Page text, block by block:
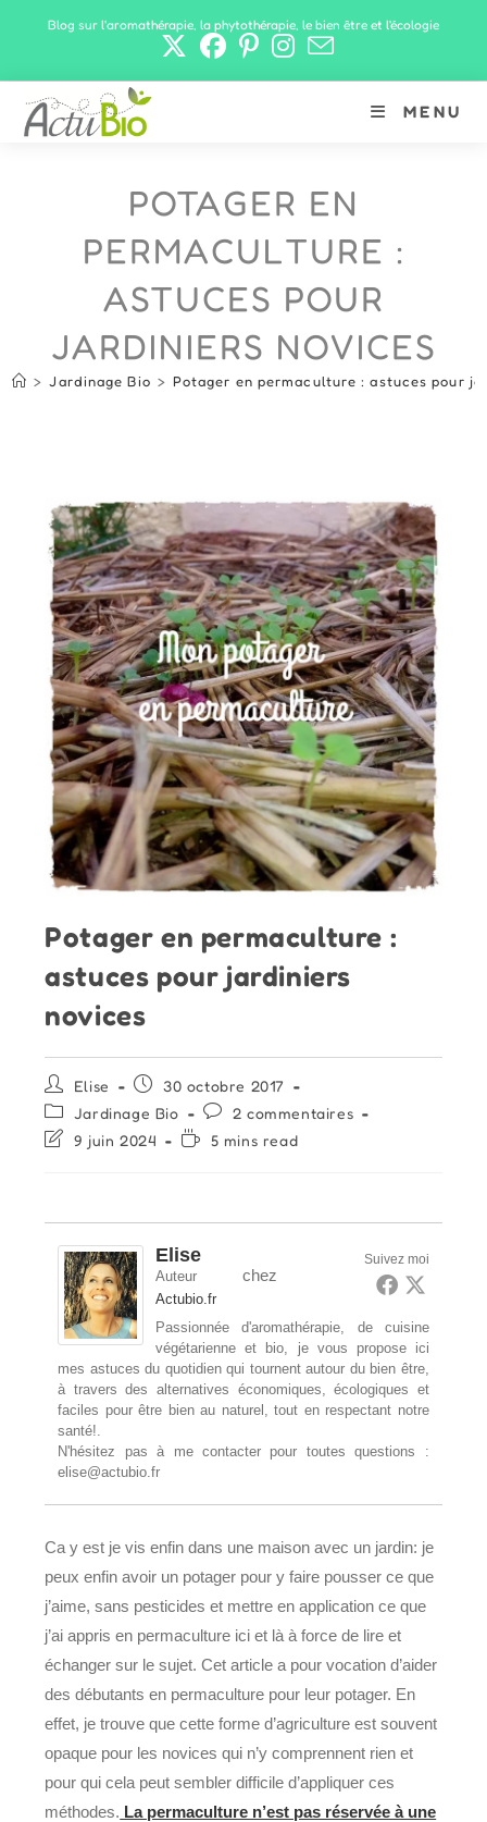
Blog sur l'aromathérapie, la phytothérapie, le bien être et l'écologie
MENU
POTAGER EN
PERMACULTURE :
ASTUCES POUR
JARDINIERS NOVICES
> Jardinage Bio > Potager en permaculture : astuces pour
Potager en permaculture :
astuces pour jardiniers
novices
Auteur/autrice
de
publication :
Elise
Publication
publiée :
30 octobre 2017
Post
category:
Jardinage Bio
Commentaires
de
la
2 commentaires
Dernière
publication :
9 juin 2024
Temps5 mins read
Suivez moi
Elise
Auteur chez
Actubio.fr
Passionnée d'aromathérapie, de cuisine
végétarienne et bio, je vous propose ici
mes astuces du quotidien qui tournent autour du bien être,
à travers des alternatives économiques, écologiques et
faciles pour être bien au naturel, tout en respectant notre
santé!.
N'hésitez pas à me contacter pour toutes questions :
elise@actubio.fr
Ca y est je vis enfin dans une maison avec un jardin: je
peux enfin avoir un potager pour y faire pousser ce que
j’aime, sans pesticides et mettre en application ce que
j’ai appris en permaculture ici et là à force de lire et
échanger sur le sujet. Cet article a pour vocation d’aider
des débutants en permaculture pour leur potager. En
effet, je trouve que cette forme d’agriculture est souvent
opaque pour les novices qui n’y comprennent rien et
pour qui cela peut sembler difficile d’appliquer ces
méthodes. La permaculture n’est pas réservée à une